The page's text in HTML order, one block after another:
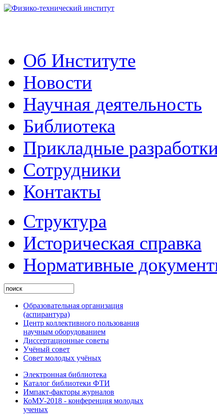
Об Институте
Новости
Научная деятельность
Библиотека
Прикладные
Сотрудники
Контакты
Структура
Историческая справка
Нормативные
Образовательная организация
(аспирантура)
Центр коллективного пользования
научным оборудованием
Диссертационные советы
Учёный совет
Совет молодых учёных
Электронная библиотека
Каталог библиотеки ФТИ
Импакт-факторы журналов
КоМУ-2018 - конференция молодых
ученых